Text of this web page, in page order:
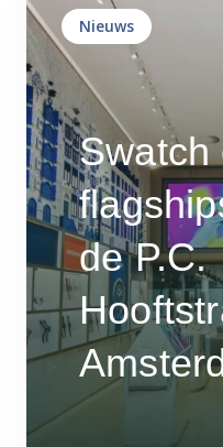
Nieuws
Swatch
de P.C.